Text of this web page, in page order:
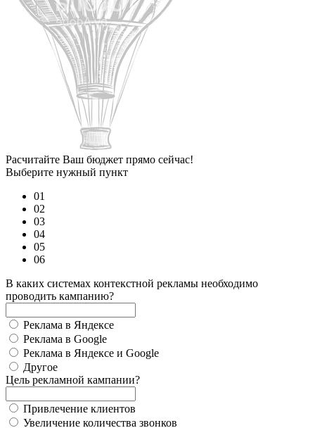
Расчитайте Ваш бюджет прямо сейчас!
Выберите нужный пункт
01
02
03
04
05
06
В каких системах контекстной рекламы необходимо
проводить кампанию?
Реклама в Яндексе
Реклама в Google
Реклама в Яндексе и Google
Другое
Цель рекламной кампании?
Привлечение клиентов
Увеличение количества звонков